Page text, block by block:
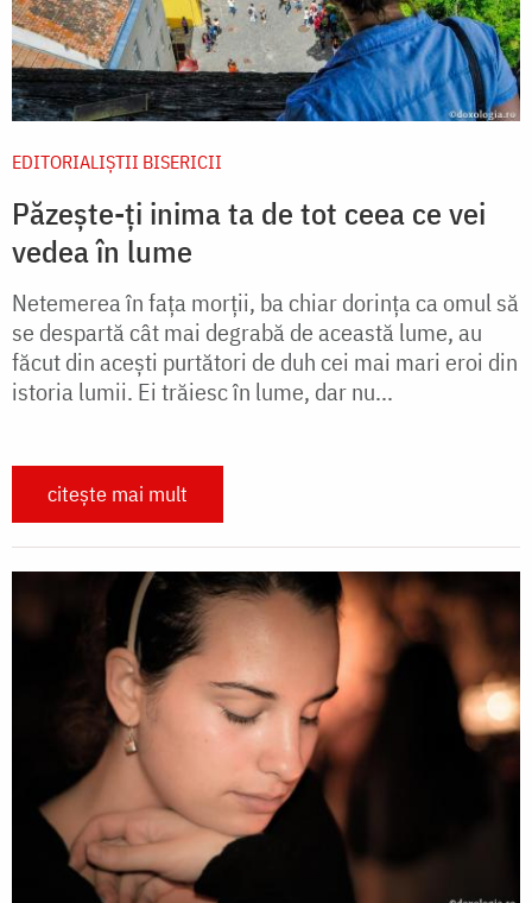
EDITORIALIȘTII BISERICII
Păzește-ți inima ta de tot ceea ce vei
vedea în lume
Netemerea în fața morții, ba chiar dorința ca omul să
se despartă cât mai degrabă de această lume, au
făcut din acești purtători de duh cei mai mari eroi din
istoria lumii. Ei trăiesc în lume, dar nu...
citește mai mult